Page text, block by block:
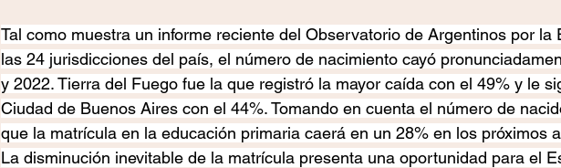
Tal como muestra un informe reciente del Observatorio de Argentinos por la
las 24 jurisdicciones del país, el número de nacimiento cayó
y 2022. Tierra del Fuego fue la que registró la mayor caída con el 49% y le
Ciudad de Buenos Aires con el 44%. Tomando en cuenta el número de
que la matrícula en la educación primaria caerá en un 28% en los próximos
La disminución inevitable de la matrícula presenta una oportunidad para el